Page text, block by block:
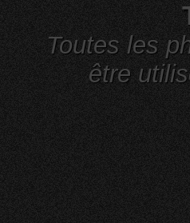
Toutes les
être